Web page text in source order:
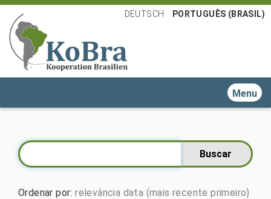
DEUTSCH PORTUGUÊS (BRASIL)
Toggle
Ordenar por:relevância data (mais recente primeiro)